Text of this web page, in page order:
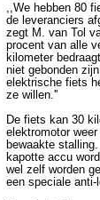
,,We hebben 80
de leveranciers
zegt M. van Tol
procent van alle
kilometer
niet gebonden
elektrische fiets
ze willen.''
De fiets kan 30
elektromotor
bewaakte
kapotte accu
wel zelf worden
een speciale anti-